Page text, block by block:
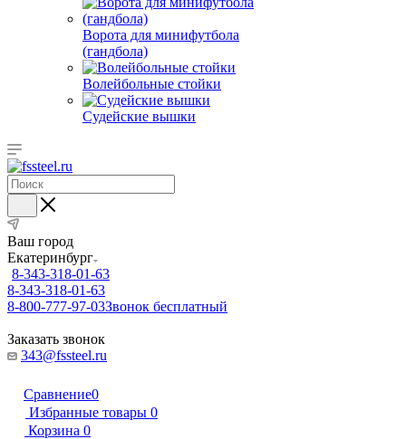
Ворота для минифутбола
(гандбола)
Волейбольные стойки
Судейские вышки
Ваш город
Екатеринбург
8-343-318-01-63
8-343-318-01-63
8-800-777-97-03Звонок бесплатный
Заказать звонок
343@fssteel.ru
Сравнение0
Избранные товары 0
Корзина 0